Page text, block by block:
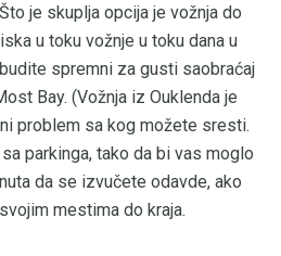
je skuplja opcija je vožnja do
u toku vožnje u toku dana u
spremni za gusti saobraćaj
Bay. (Vožnja iz Ouklenda je
problem sa kog možete sresti.
parkinga, tako da bi vas moglo
da se izvučete odavde, ako
mestima do kraja.